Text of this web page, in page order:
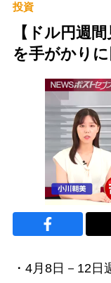
投資
【ドル円週
を手がかり
・4月8日－12